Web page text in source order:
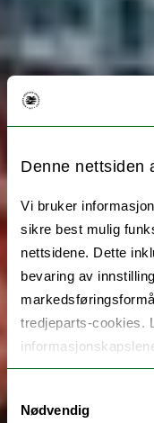
Denne nettsiden
Vi bruker
sikre best mulig
nettsidene. Dette
bevaring av
tredjeparts-cookies.
Nødvendig